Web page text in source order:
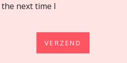
next time I